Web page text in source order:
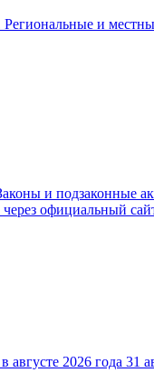
и
и подзаконные
через официальный
2026 года